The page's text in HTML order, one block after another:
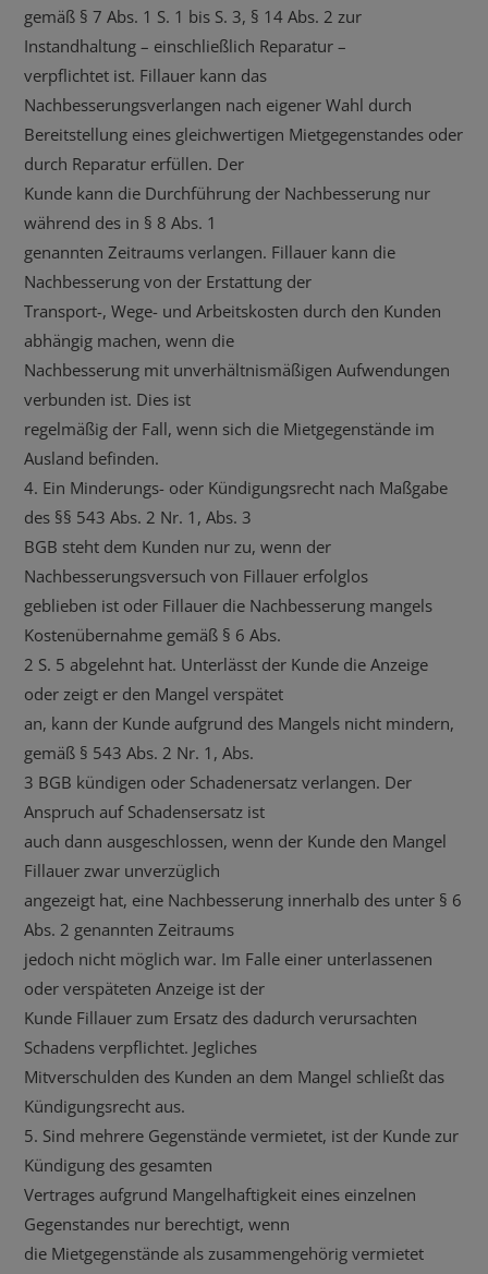
gemäß § 7 Abs. 1 S. 1 bis S. 3, § 14 Abs. 2 zur
Instandhaltung – einschließlich Reparatur –
verpflichtet ist. Fillauer kann das
Nachbesserungsverlangen nach eigener Wahl durch
Bereitstellung eines gleichwertigen Mietgegenstandes oder
durch Reparatur erfüllen. Der
Kunde kann die Durchführung der Nachbesserung nur
während des in § 8 Abs. 1
genannten Zeitraums verlangen. Fillauer kann die
Nachbesserung von der Erstattung der
Transport-, Wege- und Arbeitskosten durch den Kunden
abhängig machen, wenn die
Nachbesserung mit unverhältnismäßigen Aufwendungen
verbunden ist. Dies ist
regelmäßig der Fall, wenn sich die Mietgegenstände im
Ausland befinden.
4. Ein Minderungs- oder Kündigungsrecht nach Maßgabe
des §§ 543 Abs. 2 Nr. 1, Abs. 3
BGB steht dem Kunden nur zu, wenn der
Nachbesserungsversuch von Fillauer erfolglos
geblieben ist oder Fillauer die Nachbesserung mangels
Kostenübernahme gemäß § 6 Abs.
2 S. 5 abgelehnt hat. Unterlässt der Kunde die Anzeige
oder zeigt er den Mangel verspätet
an, kann der Kunde aufgrund des Mangels nicht mindern,
gemäß § 543 Abs. 2 Nr. 1, Abs.
3 BGB kündigen oder Schadenersatz verlangen. Der
Anspruch auf Schadensersatz ist
auch dann ausgeschlossen, wenn der Kunde den Mangel
Fillauer zwar unverzüglich
angezeigt hat, eine Nachbesserung innerhalb des unter § 6
Abs. 2 genannten Zeitraums
jedoch nicht möglich war. Im Falle einer unterlassenen
oder verspäteten Anzeige ist der
Kunde Fillauer zum Ersatz des dadurch verursachten
Schadens verpflichtet. Jegliches
Mitverschulden des Kunden an dem Mangel schließt das
Kündigungsrecht aus.
5. Sind mehrere Gegenstände vermietet, ist der Kunde zur
Kündigung des gesamten
Vertrages aufgrund Mangelhaftigkeit eines einzelnen
Gegenstandes nur berechtigt, wenn
die Mietgegenstände als zusammengehörig vermietet